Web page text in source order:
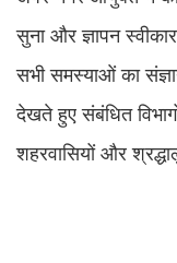
सुना और ज्ञापन
सभी समस्याओं का
देखते हुए संबंधित
शहरवासियों और